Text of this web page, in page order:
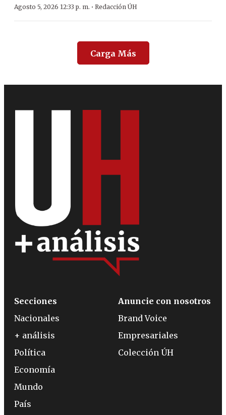
Agosto 5, 2026 12:33 p. m. · Redacción ÚH
Carga Más
Secciones
Nacionales
+ análisis
Política
Economía
Mundo
País
Anuncie con nosotros
Brand Voice
Empresariales
Colección ÚH